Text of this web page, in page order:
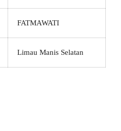
FATMAWATI
Limau Manis Selatan